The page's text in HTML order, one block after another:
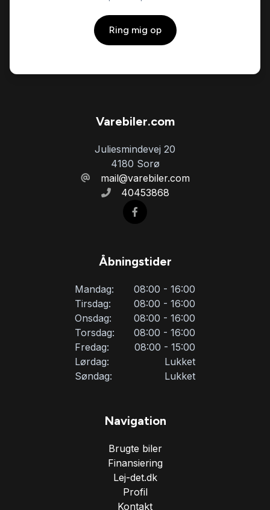
Ring mig op
Varebiler.com
Juliesmindevej 20
4180 Sorø
mail@varebiler.com
40453868
Åbningstider
Mandag:
08:00 - 16:00
Tirsdag:
08:00 - 16:00
Onsdag:
08:00 - 16:00
Torsdag:
08:00 - 16:00
Fredag:
08:00 - 15:00
Lørdag:
Lukket
Søndag:
Lukket
Navigation
Brugte biler
Finansiering
Lej-det.dk
Profil
Kontakt